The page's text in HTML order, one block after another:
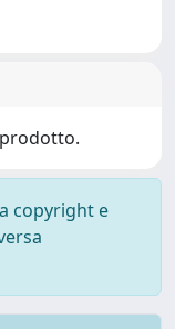
copyright e